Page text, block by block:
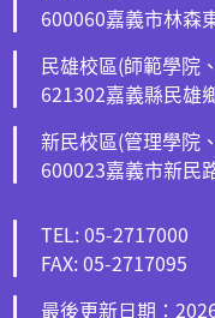
600060嘉義市林森
民雄校區(師範學院
621302嘉義縣民雄
新民校區(管理學院
600023嘉義市新民
TEL: 05-2717000
FAX: 05-2717095
最後更新日期：